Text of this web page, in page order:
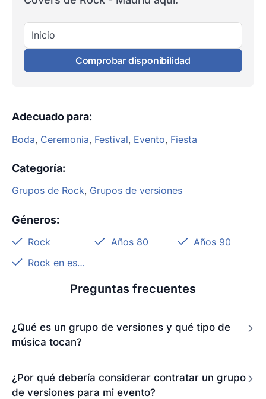
Inicio
Comprobar disponibilidad
Adecuado para:
Boda, Ceremonia, Festival, Evento, Fiesta
Categoría:
Grupos de Rock, Grupos de versiones
Géneros:
Rock Años 80
Años 90
Rock en español
Preguntas frecuentes
¿Qué es un grupo de versiones y qué tipo de
música tocan?
¿Por qué debería considerar contratar un grupo
de versiones para mi evento?